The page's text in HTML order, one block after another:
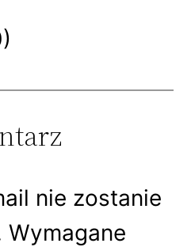
nie zostanie
Wymagane